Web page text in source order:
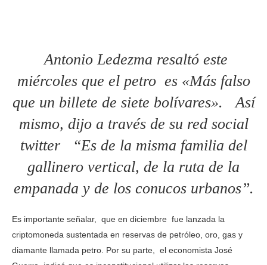
Antonio Ledezma resaltó este
miércoles que el petro es «Más falso
que un billete de siete bolívares». Así
mismo, dijo a través de su red social
twitter “Es de la misma familia del
gallinero vertical, de la ruta de la
empanada y de los conucos urbanos”.
Es importante señalar, que en diciembre fue lanzada la
criptomoneda sustentada en reservas de petróleo, oro, gas y
diamante llamada petro. Por su parte, el economista José